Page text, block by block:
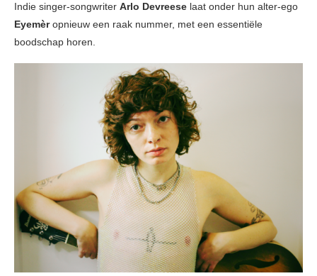
Indie singer-songwriter Arlo Devreese laat onder hun alter-ego
Eyemèropnieuw een raak nummer, met een essentiële
boodschap horen.